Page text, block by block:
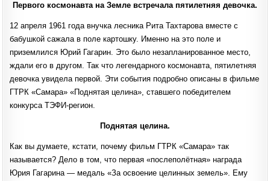
Первого космонавта на Земле встречала пятилетняя девочка.
12 апреля 1961 года внучка лесника Рита Тахтарова вместе с
бабушкой сажала в поле картошку. Именно на это поле и
приземлился Юрий Гагарин. Это было незапланированное место,
ждали его в другом. Так что легендарного космонавта, пятилетняя
девочка увидела первой. Эти события подробно описаны в фильме
ГТРК «Самара» «Поднятая целина», ставшего победителем
конкурса ТЭФИ-регион.
Поднятая целина.
Как вы думаете, кстати, почему фильм ГТРК «Самара» так
называется? Дело в том, что первая «послеполётная» награда
Юрия Гагарина — медаль «За освоение целинных земель». Ему